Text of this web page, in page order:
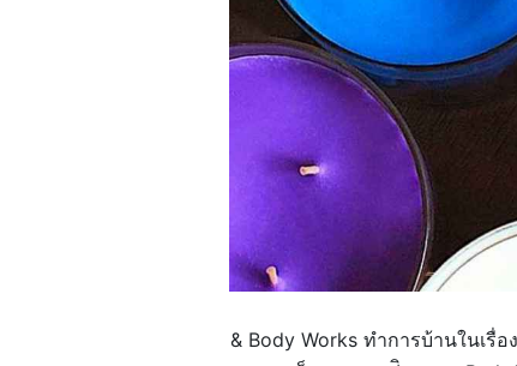
ส่วนตัวแล้ว เรามองว่า Bath & Body Works ทำการบ้านในเ